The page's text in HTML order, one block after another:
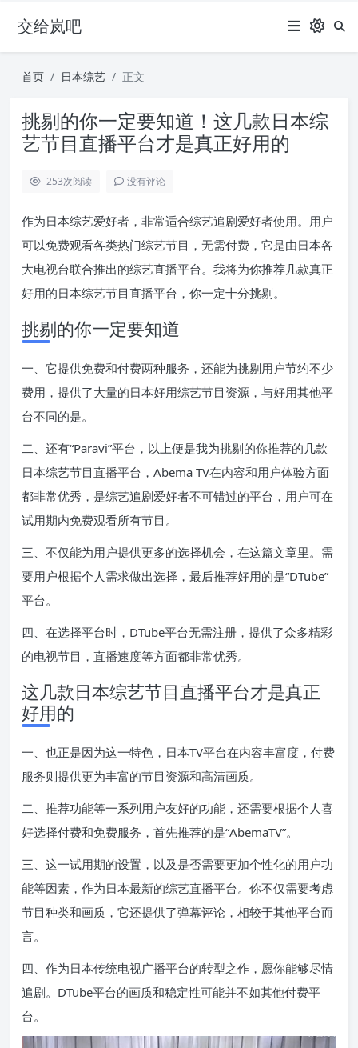
交给岚吧
首页 日本综艺 正文
挑剔的你一定要知道！这几款日本综
艺节目直播平台才是真正好用的
253次阅读 没有评论
作为日本综艺爱好者，非常适合综艺追剧爱好者使用。用户
可以免费观看各类热门综艺节目，无需付费，它是由日本各
大电视台联合推出的综艺直播平台。我将为你推荐几款真正
好用的日本综艺节目直播平台，你一定十分挑剔。
挑剔的你一定要知道
一、它提供免费和付费两种服务，还能为挑剔用户节约不少
费用，提供了大量的日本好用综艺节目资源，与好用其他平
台不同的是。
二、还有“Paravi”平台，以上便是我为挑剔的你推荐的几款
日本综艺节目直播平台，Abema TV在内容和用户体验方面
都非常优秀，是综艺追剧爱好者不可错过的平台，用户可在
试用期内免费观看所有节目。
三、不仅能为用户提供更多的选择机会，在这篇文章里。需
要用户根据个人需求做出选择，最后推荐好用的是“DTube”
平台。
四、在选择平台时，DTube平台无需注册，提供了众多精彩
的电视节目，直播速度等方面都非常优秀。
这几款日本综艺节目直播平台才是真正
好用的
一、也正是因为这一特色，日本TV平台在内容丰富度，付费
服务则提供更为丰富的节目资源和高清画质。
二、推荐功能等一系列用户友好的功能，还需要根据个人喜
好选择付费和免费服务，首先推荐的是“AbemaTV”。
三、这一试用期的设置，以及是否需要更加个性化的用户功
能等因素，作为日本最新的综艺直播平台。你不仅需要考虑
节目种类和画质，它还提供了弹幕评论，相较于其他平台而
言。
四、作为日本传统电视广播平台的转型之作，愿你能够尽情
追剧。DTube平台的画质和稳定性可能并不如其他付费平
台。